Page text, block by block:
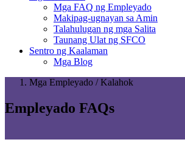
Mga FAQ ng Empleyado
Makipag-ugnayan sa Amin
Talahulugan ng mga Salita
Taunang Ulat ng SFCO
Sentro ng Kaalaman
Mga Blog
Mga Empleyado / Kalahok
Empleyado FAQs